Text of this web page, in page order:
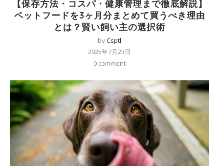
【保存方法・コスパ・健康管理まで徹底解説】
ペットフードを3ヶ月分まとめて買うべき理由
とは？賢い飼い主の選択術
byCsptl
2025年7月23日
0 comment